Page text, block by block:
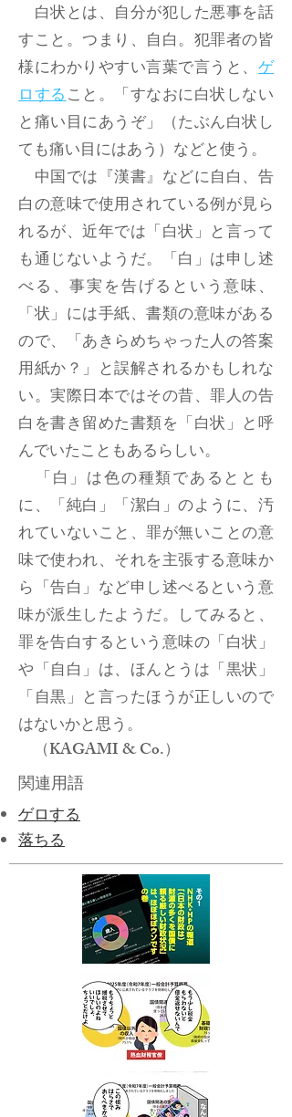
白状とは、自分が犯した悪事を話
すこと。つまり、自白。犯罪者の皆
様にわかりやすい言葉で言うと、 ゲ
ロすること。「すなおに白状しない
と痛い目にあうぞ」（たぶん白状し
ても痛い目にはあう）などと使う。
中国では『漢書』などに自白、告
白の意味で使用されている例が見ら
れるが、近年では「白状」と言って
も通じないようだ。「白」は申し述
べる、事実を告げるという意味、
「状」には手紙、書類の意味がある
ので、「あきらめちゃった人の答案
用紙か？」と誤解されるかもしれな
い。実際日本ではその昔、罪人の告
白を書き留めた書類を「白状」と呼
んでいたこともあるらしい。
「白」は色の種類であるととも
に、「純白」「潔白」のように、汚
れていないこと、罪が無いことの意
味で使われ、それを主張する意味か
ら「告白」など申し述べるという意
味が派生したようだ。してみると、
罪を告白するという意味の「白状」
や「自白」は、ほんとうは「黒状」
「自黒」と言ったほうが正しいので
はないかと思う。
（KAGAMI & Co.）
関連用語
​ゲロする
​落ちる